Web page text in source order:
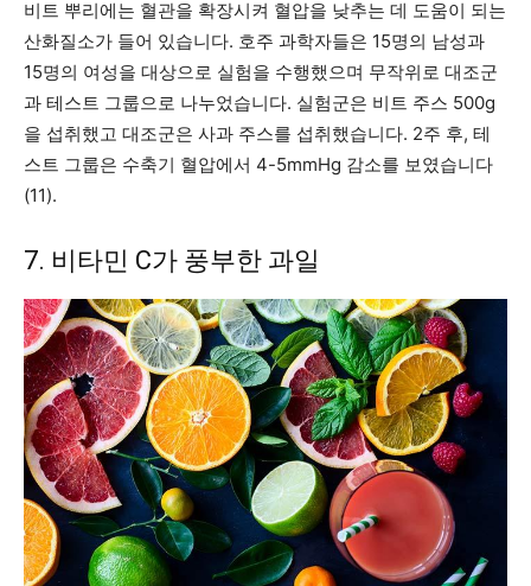
비트 뿌리에는 혈관을 확장시켜 혈압을 낮추는 데 도움이 되는
산화질소가 들어 있습니다. 호주 과학자들은 15명의 남성과
15명의 여성을 대상으로 실험을 수행했으며 무작위로 대조군
과 테스트 그룹으로 나누었습니다. 실험군은 비트 주스 500g
을 섭취했고 대조군은 사과 주스를 섭취했습니다. 2주 후, 테
스트 그룹은 수축기 혈압에서 4-5mmHg 감소를 보였습니다
(11).
7. 비타민 C가 풍부한 과일